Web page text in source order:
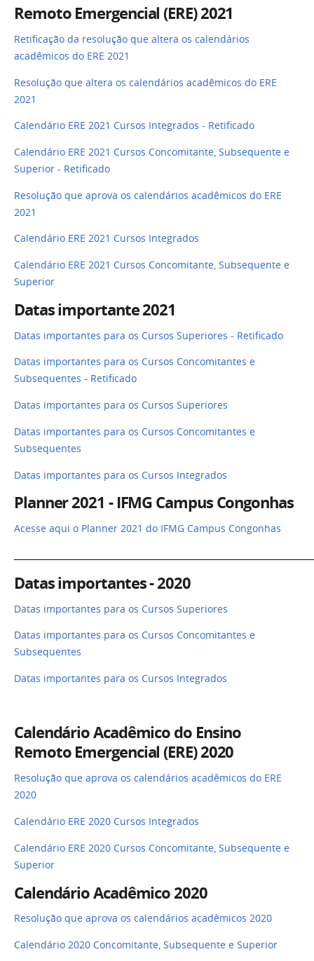
Remoto Emergencial (ERE) 2021
Retificação da resolução que altera os calendários
acadêmicos do ERE 2021
Resolução que altera os calendários acadêmicos do ERE
2021
Calendário ERE 2021 Cursos Integrados - Retificado
Calendário ERE 2021 Cursos Concomitante, Subsequente e
Superior - Retificado
Resolução que aprova os calendários acadêmicos do ERE
2021
Calendário ERE 2021 Cursos Integrados
Calendário ERE 2021 Cursos Concomitante, Subsequente e
Superior
Datas importante 2021
Datas importantes para os Cursos Superiores - Retificado
Datas importantes para os Cursos Concomitantes e
Subsequentes - Retificado
Datas importantes para os Cursos Superiores
Datas importantes para os Cursos Concomitantes e
Subsequentes
Datas importantes para os Cursos Integrados
Planner 2021 - IFMG Campus Congonhas
Acesse aqui o Planner 2021 do IFMG Campus Congonhas
Datas importantes - 2020
Datas importantes para os Cursos Superiores
Datas importantes para os Cursos Concomitantes e
Subsequentes
Datas importantes para os Cursos Integrados
Calendário Acadêmico do Ensino
Remoto Emergencial (ERE) 2020
Resolução que aprova os calendários acadêmicos do ERE
2020
Calendário ERE 2020 Cursos Integrados
Calendário ERE 2020 Cursos Concomitante, Subsequente e
Superior
Calendário Acadêmico 2020
Resolução que aprova os calendários acadêmicos 2020
Calendário 2020 Concomitante, Subsequente e Superior